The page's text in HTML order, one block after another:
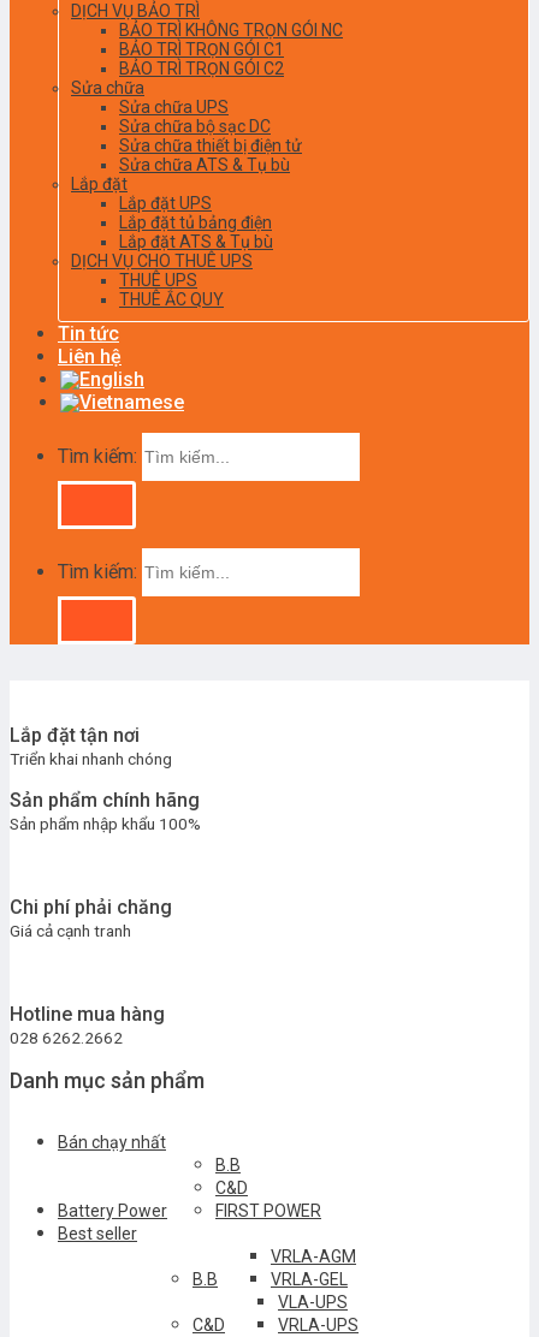
DỊCH VỤ BẢO TRÌ
BẢO TRÌ KHÔNG TRỌN GÓI NC
BẢO TRÌ TRỌN GÓI C1
BẢO TRÌ TRỌN GÓI C2
Sửa chữa
Sửa chữa UPS
Sửa chữa bộ sạc DC
Sửa chữa thiết bị điện tử
Sửa chữa ATS & Tụ bù
Lắp đặt
Lắp đặt UPS
Lắp đặt tủ bảng điện
Lắp đặt ATS & Tụ bù
DỊCH VỤ CHO THUÊ UPS
THUÊ UPS
THUÊ ẮC QUY
Tin tức
Liên hệ
Tìm kiếm:
Tìm kiếm:
Lắp đặt tận nơi
Triển khai nhanh chóng
Sản phẩm chính hãng
Sản phẩm nhập khẩu 100%
Chi phí phải chăng
Giá cả cạnh tranh
Hotline mua hàng
028 6262.2662
Danh mục sản phẩm
Bán chạy nhất
Battery Power
B.B
C&D
FIRST POWER
Best seller
B.B
VRLA-AGM
VRLA-GEL
C&D
VLA-UPS
VRLA-UPS